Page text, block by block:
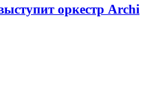
оркестр Archi